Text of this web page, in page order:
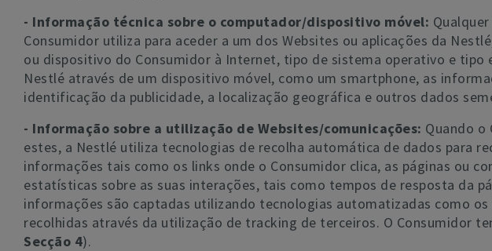
- Informação técnica sobre o computador/dispositivo móvel:
Consumidor utiliza para aceder a um dos Websites ou aplicações da
ou dispositivo do Consumidor à Internet, tipo de sistema operativo e tipo
Nestlé através de um dispositivo móvel, como um smartphone, as
identificação da publicidade, a localização geográfica e outros dados
- Informação sobre a utilização de Websites/comunicações: Quando o
estes, a Nestlé utiliza tecnologias de recolha automática de dados para
informações tais como os links onde o Consumidor clica, as páginas ou
estatísticas sobre as suas interações, tais como tempos de resposta da
informações são captadas utilizando tecnologias automatizadas como
recolhidas através da utilização de tracking de terceiros. O Consumidor
Secção 4).